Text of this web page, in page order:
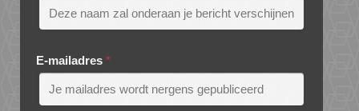
E-mailadres *